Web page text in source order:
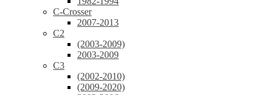
C-Crosser
2007-2013
C2
(2003-2009)
2003-2009
C3
(2002-2010)
(2009-2020)